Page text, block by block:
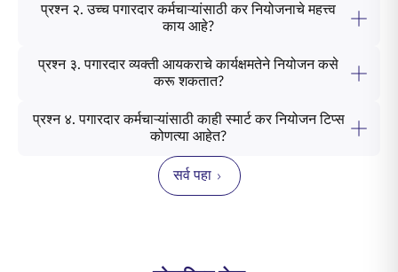
प्रश्न २. उच्च पगारदार कर्मचाऱ्यांसाठी कर नियोजनाचे महत्त्व
काय आहे?
प्रश्न ३. पगारदार व्यक्ती आयकराचे कार्यक्षमतेने नियोजन कसे
करू शकतात?
प्रश्न ४. पगारदार कर्मचाऱ्यांसाठी काही स्मार्ट कर नियोजन टिप्स
कोणत्या आहेत?
सर्व पहा